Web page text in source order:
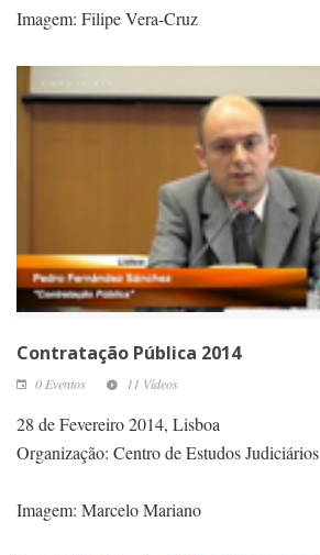
Imagem: Filipe Vera-Cruz
Contratação Pública 2014
0 Eventos 11 Vídeos
28 de Fevereiro 2014, Lisboa
Organização: Centro de Estudos Judiciários
Imagem: Marcelo Mariano